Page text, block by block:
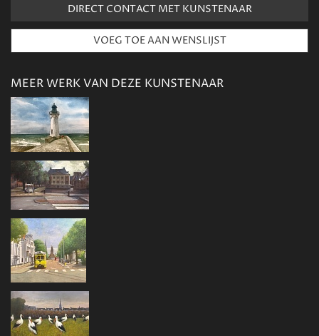
DIRECT CONTACT MET KUNSTENAAR
MEER WERK VAN DEZE KUNSTENAAR